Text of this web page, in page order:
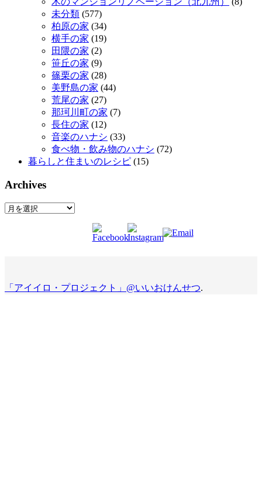
未分類 (577)
柏原の家 (34)
横手の家 (19)
田隈の家 (2)
笹丘の家 (9)
篠栗の家 (28)
美野島の家 (44)
荒尾の家 (27)
那珂川町の家 (7)
長住の家 (12)
音楽のハナシ (33)
食べ物・飲み物のハナシ (72)
暮らしと住まいのレシピ (15)
Archives
Archives
「アイイロ・プロジェクト」@いいおけんせつ.